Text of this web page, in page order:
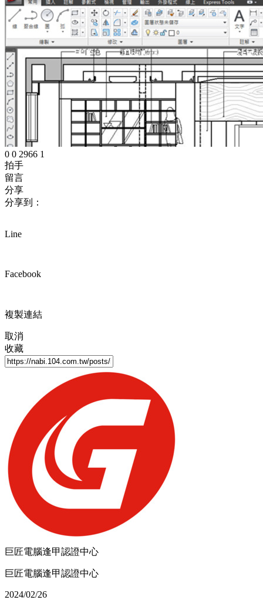
0 0 2966 1
拍手
留言
分享
分享到：
Line
Facebook
複製連結
取消
收藏
巨匠電腦逢甲認證中心
巨匠電腦逢甲認證中心
2024/02/26